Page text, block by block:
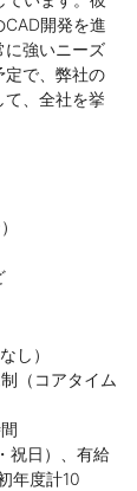
開発を進
に強いニーズ
定で、弊社の
て、全社を挙
し）
（コアタイム
祝日）、有給
年度計10